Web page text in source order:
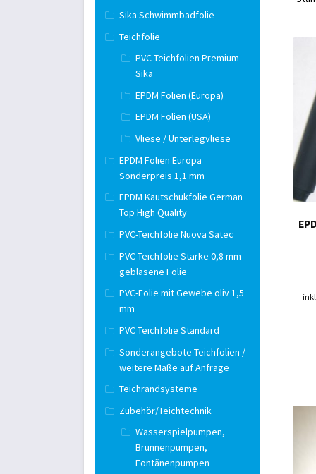
Sika Schwimmbadfolie
Teichfolie
PVC Teichfolien Premium
Sika
EPDM Folien (Europa)
EPDM Folien (USA)
Vliese / Unterlegvliese
EPDM Folien Europa
Sonderpreis 1,1 mm
EPDM Kautschukfolie German
Top High Quality
PVC-Teichfolie Nuova Satec
PVC-Teichfolie Stärke 0,8 mm
geblasene Folie
PVC-Folie mit Gewebe oliv 1,5
mm
PVC Teichfolie Standard
Sonderangebote Teichfolien /
weitere Maße auf Anfrage
Teichrandsysteme
Zubehör/Teichtechnik
Wasserspielpumpen,
Brunnenpumpen,
Fontänenpumpen